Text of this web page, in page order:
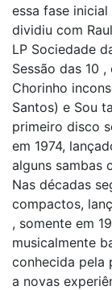
essa fase
dividiu com
LP Sociedade
Sessão das 10
Chorinho
Santos) e Sou
primeiro disco
em 1974,
alguns sambas
Nas décadas
compactos,
, somente em
musicalmente
conhecida pela
a novas